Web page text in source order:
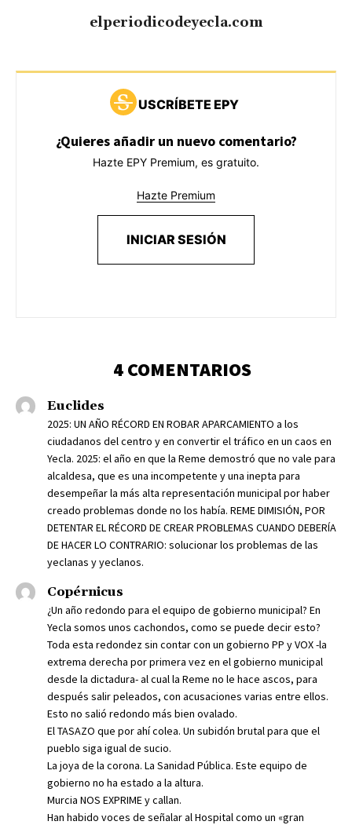
elperiodicodeyecla.com
USCRÍBETE EPY
¿Quieres añadir un nuevo comentario?
Hazte EPY Premium, es gratuito.
Hazte Premium
INICIAR SESIÓN
4 COMENTARIOS
Euclides
2025: UN AÑO RÉCORD EN ROBAR APARCAMIENTO a los
ciudadanos del centro y en convertir el tráfico en un caos en
Yecla. 2025: el año en que la Reme demostró que no vale para
alcaldesa, que es una incompetente y una inepta para
desempeñar la más alta representación municipal por haber
creado problemas donde no los había. REME DIMISIÓN, POR
DETENTAR EL RÉCORD DE CREAR PROBLEMAS CUANDO DEBERÍA
DE HACER LO CONTRARIO: solucionar los problemas de las
yeclanas y yeclanos.
Copérnicus
¿Un año redondo para el equipo de gobierno municipal? En
Yecla somos unos cachondos, como se puede decir esto?
Toda esta redondez sin contar con un gobierno PP y VOX -la
extrema derecha por primera vez en el gobierno municipal
desde la dictadura- al cual la Reme no le hace ascos, para
después salir peleados, con acusaciones varias entre ellos.
Esto no salió redondo más bien ovalado.
El TASAZO que por ahí colea. Un subidón brutal para que el
pueblo siga igual de sucio.
La joya de la corona. La Sanidad Pública. Este equipo de
gobierno no ha estado a la altura.
Murcia NOS EXPRIME y callan.
Han habido voces de señalar al Hospital como un «gran